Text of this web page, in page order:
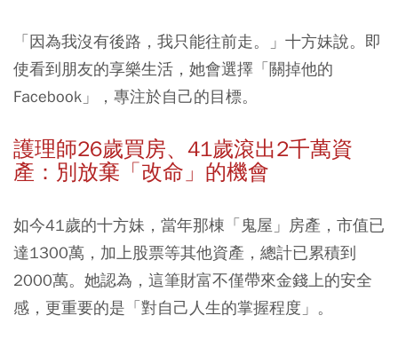
「因為我沒有後路，我只能往前走。」十方妹說。即
使看到朋友的享樂生活，她會選擇「關掉他的
Facebook」，專注於自己的目標。
護理師26歲買房、41歲滾出2千萬資
產： 別放棄「改命」的機會
如今41歲的十方妹，當年那棟「鬼屋」房產，市值已
達1300萬，加上股票等其他資產，總計已累積到
2000萬。她認為，這筆財富不僅帶來金錢上的安全
感，更重要的是「對自己人生的掌握程度」。